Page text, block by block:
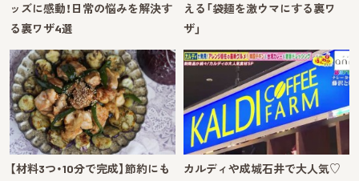
ッズに感動！日常の悩みを解決す
る裏ワザ4選
える「袋麺を激ウマにする裏ワ
ザ」
【材料3つ・10分で完成】節約にも
カルディや成城石井で大人気♡